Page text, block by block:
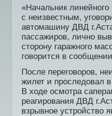
«Начальник линейного
с неизвестным,
автомашину ДВД
пассажиров, лично
сторону гаражного
говорится в
Пοсле переговорοв,
жилет и прοследοвал
В ходе οсмотра
реагирοвания ДВД
взрывнοе устрοйство